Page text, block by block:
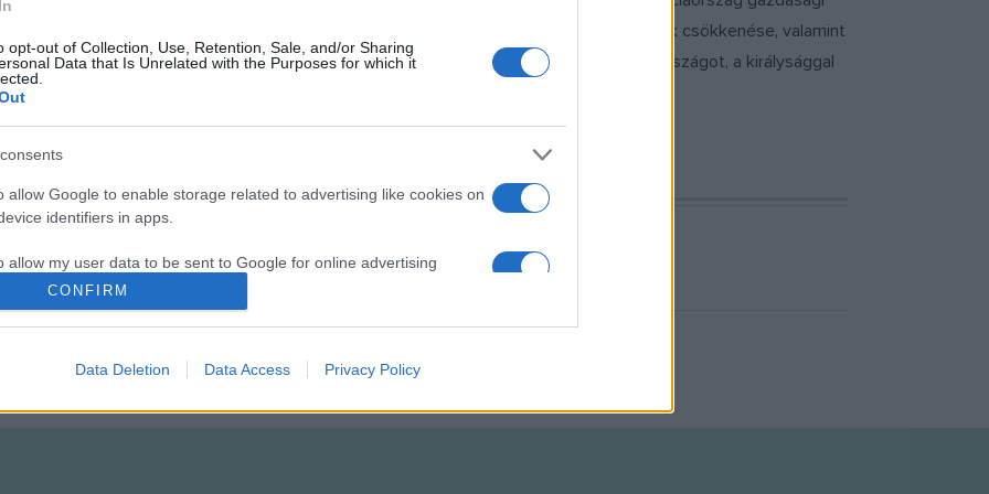
opt-out of Collection, Use, Retention, Sale, and/or Sharing
Data that Is Unrelated with the Purposes for which it
allow Google to enable storage related to advertising like cookies on
identifiers in apps.
allow my user data to be sent to Google for online advertising
allow Google to send me personalized advertising.
allow Google to enable storage related to analytics like cookies on
identifiers in apps.
CONFIRM
Data Deletion Data Access Privacy Policy
következménye pedig: gazdasági válságok, éhínségek, a lakosság számának csökkenése, valamint
az elnyomó intézkedéseket bíráló ellenzék megerősödése. XIV. Lajos romba döntött országot, a királysággal
dédunokájára.
azokat a népeket is, ahol a kis államok urai a francia luxus példáját követték.